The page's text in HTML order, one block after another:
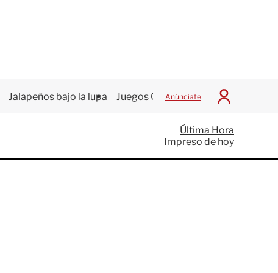
Jalapeños bajo la lupa Juegos Centroamericanos
Anúnciate
I
c
i
a
Última Hora
Impreso de hoy